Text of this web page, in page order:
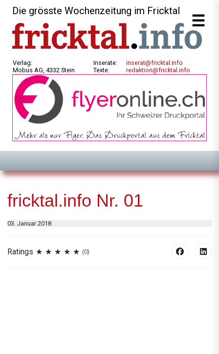
Die grösste Wochenzeitung im Fricktal
Verlag:
Mobus AG, 4332 Stein
Inserate:
Texte:
inserat@fricktal.info
redaktion@fricktal.info
fricktal.info Nr. 01
03. Januar 2018
Ratings (0)